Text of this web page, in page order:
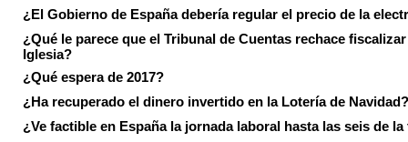
¿El Gobierno de España debería regular el precio de la
¿Qué le parece que el Tribunal de Cuentas rechace fiscalizar
Iglesia?
¿Qué espera de 2017?
¿Ha recuperado el dinero invertido en la Lotería de Navidad?
¿Ve factible en España la jornada laboral hasta las seis de la